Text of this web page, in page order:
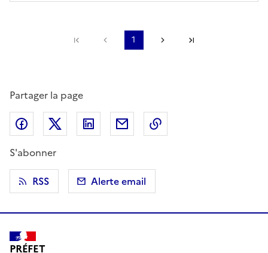
Première pagePage précédente
1 Page suivante
Partager la page
Partager sur Facebook
Partager sur X (anciennement Twitter)
Partager sur LinkedIn
Partager par email
S'abonner
RSS
Alerte email
PRÉFET